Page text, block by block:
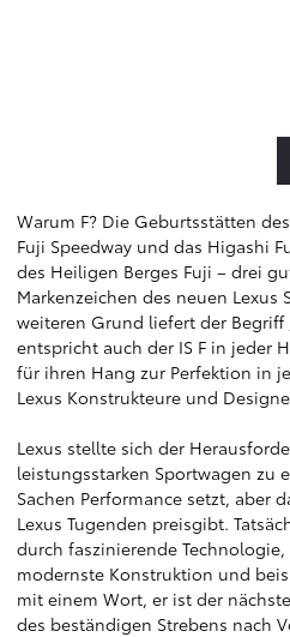
Warum F? Die Geburtsstätten
Fuji Speedway und das Higashi
des Heiligen Berges Fuji – drei
Markenzeichen des neuen Lexus
weiteren Grund liefert der Begriff
entspricht auch der IS F in jeder
für ihren Hang zur Perfektion in
Lexus Konstrukteure und
Lexus stellte sich der
leistungsstarken Sportwagen zu
Sachen Performance setzt, aber
Lexus Tugenden preisgibt.
durch faszinierende
modernste Konstruktion und
mit einem Wort, er ist der
des beständigen Strebens nach